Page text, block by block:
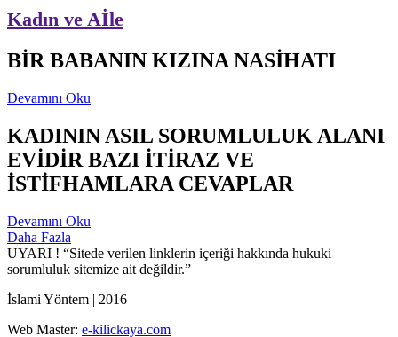
Kadın ve Aİle
BİR BABANIN KIZINA NASİHATI
Devamını Oku
KADININ ASIL SORUMLULUK ALANI
EVİDİR BAZI İTİRAZ VE
İSTİFHAMLARA CEVAPLAR
Devamını Oku
Daha Fazla
UYARI ! “Sitede verilen linklerin içeriği hakkında hukuki
sorumluluk sitemize ait değildir.”
İslami Yöntem | 2016
Web Master: e-kilickaya.com